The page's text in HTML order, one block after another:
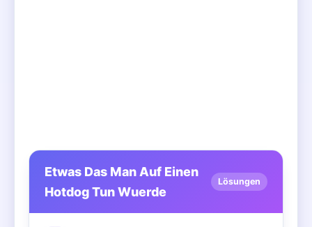
Etwas Das Man Auf Einen
Hotdog Tun Wuerde
Lösungen